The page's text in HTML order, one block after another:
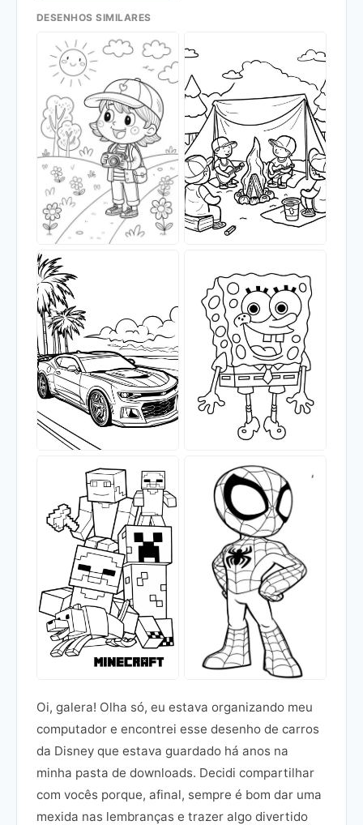
DESENHOS SIMILARES
Oi, galera! Olha só, eu estava organizando meu
computador e encontrei esse desenho de carros
da Disney que estava guardado há anos na
minha pasta de downloads. Decidi compartilhar
com vocês porque, afinal, sempre é bom dar uma
mexida nas lembranças e trazer algo divertido